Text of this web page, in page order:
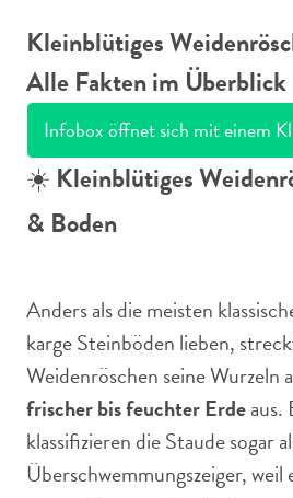
Kleinblütiges
Alle Fakten im Überblick
Infobox öffnet sich mit einem
☀️ Kleinblütiges
& Boden
Anders als die meisten
karge Steinböden lieben,
Weidenröschen seine Wurzeln
frischer bis feuchter Erde
klassifizieren die Staude sogar
Überschwemmungszeiger, weil